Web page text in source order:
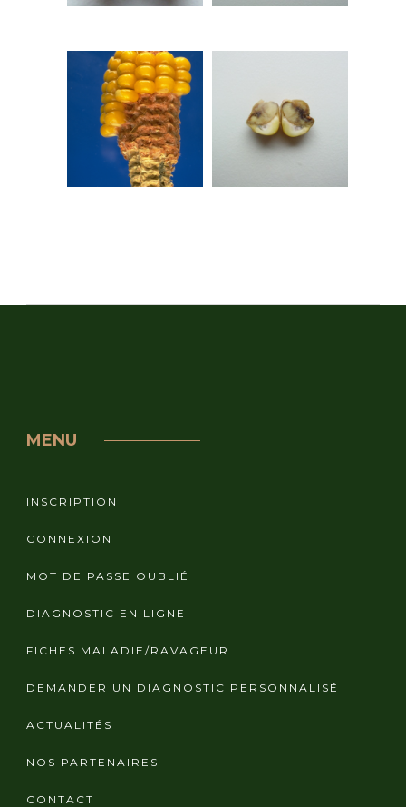
MENU
INSCRIPTION
CONNEXION
MOT DE PASSE OUBLIÉ
DIAGNOSTIC EN LIGNE
FICHES MALADIE/RAVAGEUR
DEMANDER UN DIAGNOSTIC PERSONNALISÉ
ACTUALITÉS
NOS PARTENAIRES
CONTACT